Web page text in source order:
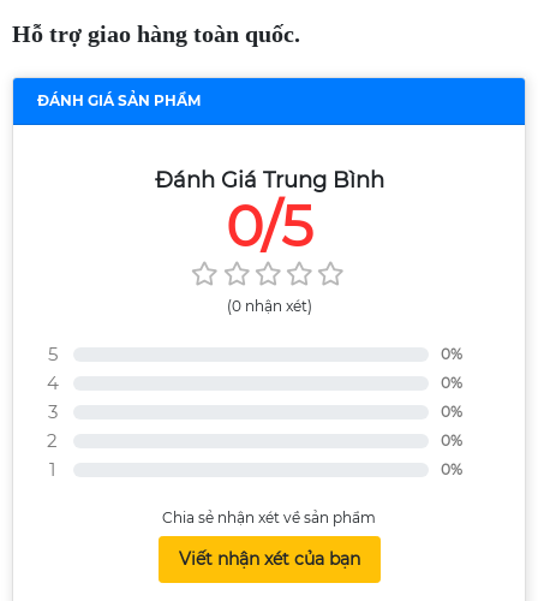
Hỗ trợ giao hàng toàn quốc.
ĐÁNH GIÁ SẢN PHẨM
Đánh Giá Trung Bình
0/5
(0 nhận xét)
5 0%
4 0%
3 0%
2 0%
1 0%
Chia sẻ nhận xét về sản phẩm
Viết nhận xét của bạn